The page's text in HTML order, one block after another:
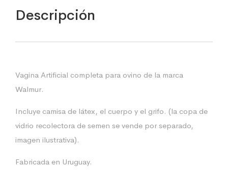
Descripción
Vagina Artificial completa para ovino de la marca
Walmur.
Incluye camisa de látex, el cuerpo y el grifo. (la copa de
vidrio recolectora de semen se vende por separado,
imagen ilustrativa).
Fabricada en Uruguay.